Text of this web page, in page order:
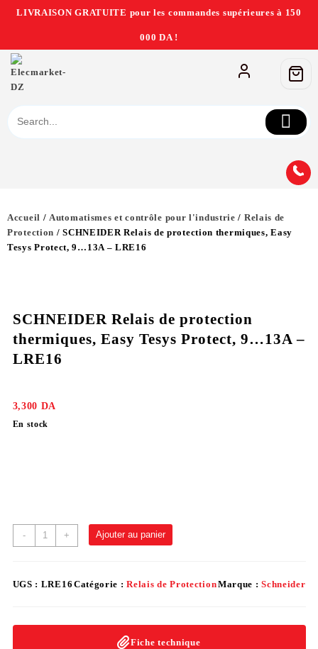
LIVRAISON GRATUITE pour les commandes supérieures à 150
000 DA !
Accueil / Automatismes et contrôle pour l'industrie / Relais de
Protection / SCHNEIDER Relais de protection thermiques, Easy
Tesys Protect, 9…13A – LRE16
SCHNEIDER Relais de protection
thermiques, Easy Tesys Protect, 9…13A –
LRE16
3,300 DA
En stock
- + Ajouter au panier
UGS : LRE16 Catégorie :Relais de ProtectionMarque :Schneider
Fiche technique